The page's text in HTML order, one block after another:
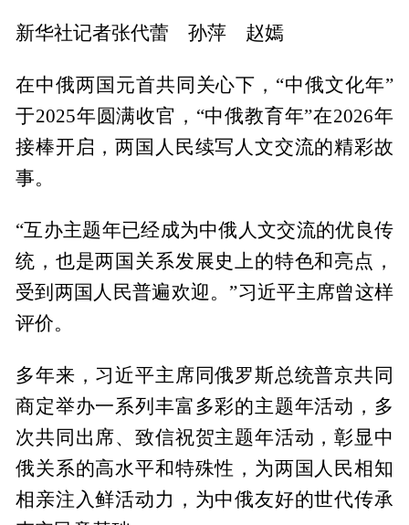
新华社记者张代蕾 孙萍 赵嫣
在中俄两国元首共同关心下，“中俄文化年”
于2025年圆满收官，“中俄教育年”在2026年
接棒开启，两国人民续写人文交流的精彩故
事。
“互办主题年已经成为中俄人文交流的优良传
统，也是两国关系发展史上的特色和亮点，
受到两国人民普遍欢迎。”习近平主席曾这样
评价。
多年来，习近平主席同俄罗斯总统普京共同
商定举办一系列丰富多彩的主题年活动，多
次共同出席、致信祝贺主题年活动，彰显中
俄关系的高水平和特殊性，为两国人民相知
相亲注入鲜活动力，为中俄友好的世代传承